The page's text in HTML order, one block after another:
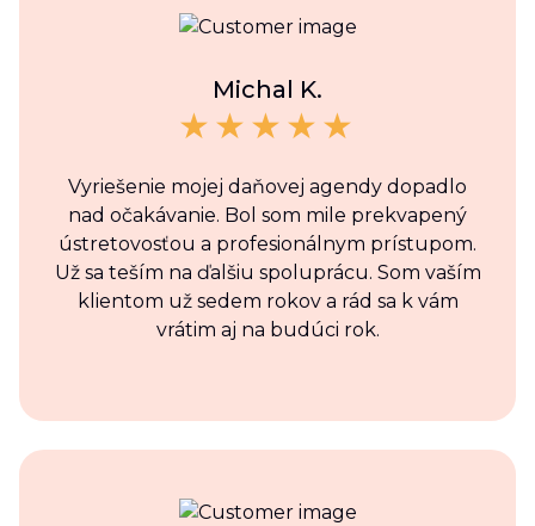
Michal K.
Vyriešenie mojej daňovej agendy dopadlo
nad očakávanie. Bol som mile prekvapený
ústretovosťou a profesionálnym prístupom.
Už sa teším na ďalšiu spoluprácu. Som vaším
klientom už sedem rokov a rád sa k vám
vrátim aj na budúci rok.